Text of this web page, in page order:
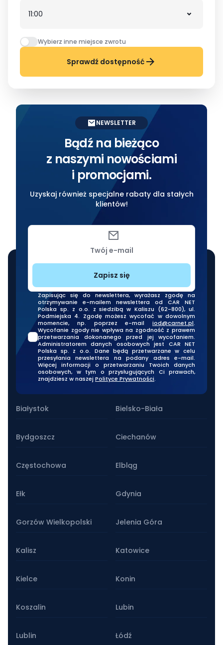
Wybierz inne miejsce zwrotu
Sprawdź dostępność
NEWSLETTER
Bądź na bieżąco
z naszymi nowościami
i promocjami.
Uzyskaj również specjalne rabaty dla stałych
klientów!
Twój e-mail
Zapisz się
Zapisując się do newslettera, wyrażasz zgodę na
otrzymywanie e-mailem newslettera od CAR NET
Polska sp. z o.o. z siedzibą w Kaliszu (62-800), ul.
Podmiejska 4. Zgodę możesz wycofać w dowolnym
momencie, np. poprzez e-mail iod@carnet.pl.
Wycofanie zgody nie wpływa na zgodność z prawem
przetwarzania dokonanego przed jej wycofaniem.
Administratorem danych osobowych jest CAR NET
Polska sp. z o.o. Dane będą przetwarzane w celu
przesyłania newslettera na podany adres e-mail.
Więcej informacji o przetwarzaniu Twoich danych
osobowych, w tym o przysługujących Ci prawach,
znajdziesz w naszej Polityce Prywatności.
Nasze oddziały stacjonarne
Białystok Bielsko-Biała
Bydgoszcz Ciechanów
Częstochowa Elbląg
Ełk Gdynia
Gorzów Wielkopolski Jelenia Góra
Kalisz Katowice
Kielce Konin
Koszalin Lubin
Lublin Łódź